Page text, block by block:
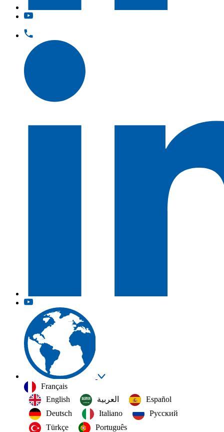
Français
English
العربية‏
Español
Deutsch
Italiano
Русский
Türkçe
Português